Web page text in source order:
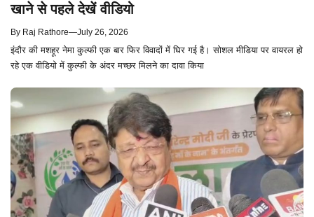
खाने से पहले देखें वीडियो
By Raj Rathore—July 26, 2026
इंदौर की मशहूर नेमा कुल्फी एक बार फिर विवादों में घिर गई है। सोशल मीडिया पर वायरल हो
रहे एक वीडियो में कुल्फी के अंदर मच्छर मिलने का दावा किया